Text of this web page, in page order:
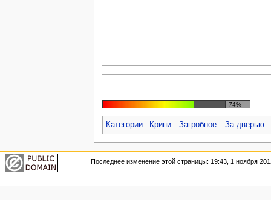
74%
Категории: Крипи Загробное За дверью
Последнее изменение этой страницы: 19:43, 1 ноября